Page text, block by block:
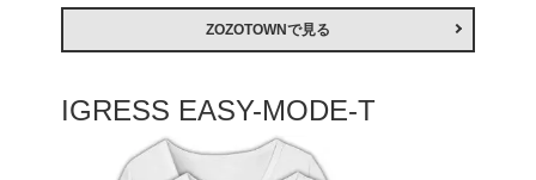
ZOZOTOWNで見る
IGRESS EASY-MODE-T